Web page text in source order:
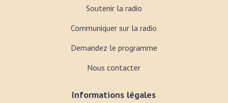
Soutenir la radio
Communiquer sur la radio
Demandez le programme
Nous contacter
Informations légales